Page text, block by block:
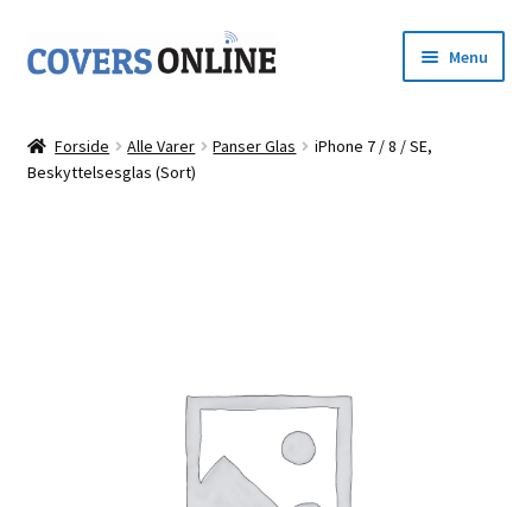
Spring
til
Spring
til
Menu
Shop
Forside Alle Varer Panser Glas
iPhone 7 / 8 / SE,
Beskyttelsesglas (Sort)